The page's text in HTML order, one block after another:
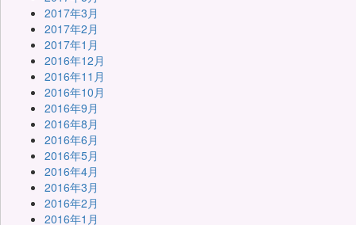
2017年3月
2017年2月
2017年1月
2016年12月
2016年11月
2016年10月
2016年9月
2016年8月
2016年6月
2016年5月
2016年4月
2016年3月
2016年2月
2016年1月